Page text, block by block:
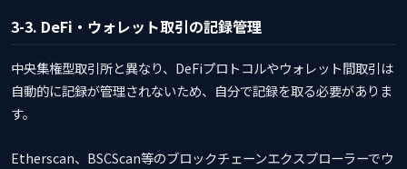
3-3. DeFi・ウォレット取引の記録管理
中央集権型取引所と異なり、DeFiプロトコルやウォレット間取引は
自動的に記録が管理されないため、自分で記録を取る必要がありま
す。
Etherscan、BSCScan等のブロックチェーンエクスプローラーでウ